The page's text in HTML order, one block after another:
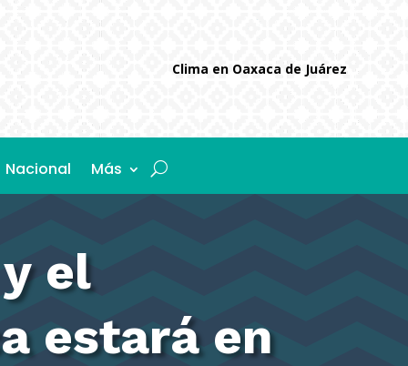
Clima en Oaxaca de Juárez
Nacional Más
el
estará en